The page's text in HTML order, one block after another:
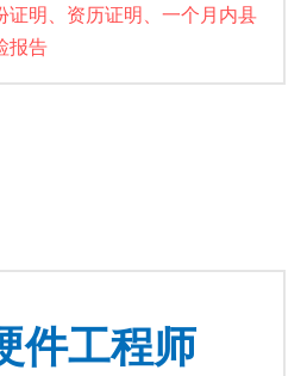
证明、资历证明、一个月内县
报告
件工程师